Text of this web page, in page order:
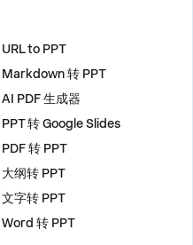
URL to PPT
Markdown 转 PPT
AI PDF 生成器
PPT 转 Google Slides
PDF 转 PPT
大纲转 PPT
文字转 PPT
Word 转 PPT